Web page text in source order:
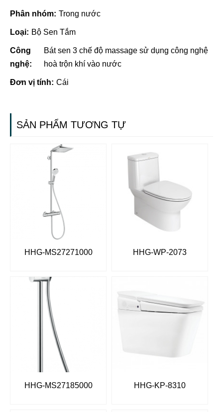
Phân nhóm: Trong nước
Loại: Bộ Sen Tắm
Công
nghệ:
Bát sen 3 chế độ massage sử dụng công nghệ
hoà trộn khí vào nước
Đơn vị tính: Cái
SẢN PHẨM TƯƠNG TỰ
HHG-MS27271000 HHG-WP-2073
HHG-MS27185000 HHG-KP-8310